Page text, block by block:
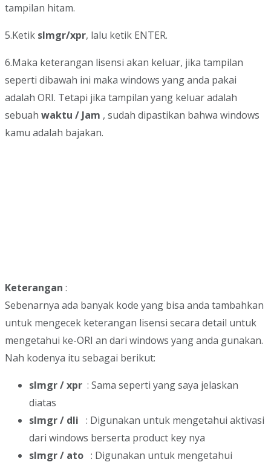
tampilan hitam.
5.Ketik slmgr/xpr, lalu ketik ENTER.
6.Maka keterangan lisensi akan keluar, jika tampilan
seperti dibawah ini maka windows yang anda pakai
adalah ORI. Tetapi jika tampilan yang keluar adalah
sebuah waktu / Jam , sudah dipastikan bahwa windows
kamu adalah bajakan.
Keterangan :
Sebenarnya ada banyak kode yang bisa anda tambahkan
untuk mengecek keterangan lisensi secara detail untuk
mengetahui ke-ORI an dari windows yang anda gunakan.
Nah kodenya itu sebagai berikut:
slmgr / xpr : Sama seperti yang saya jelaskan
diatas
slmgr / dli : Digunakan untuk mengetahui aktivasi
dari windows berserta product key nya
slmgr / ato : Digunakan untuk mengetahui